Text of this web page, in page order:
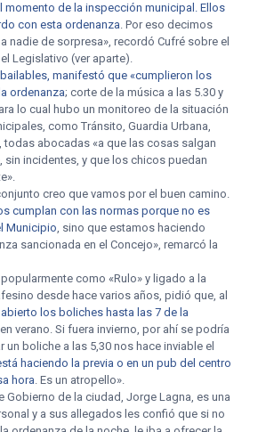
momento de la inspección municipal. Ellos
con esta ordenanza. Por eso decimos
nadie de sorpresa», recordó Cufré sobre el
Legislativo (ver aparte).
manifestó que «cumplieron los
ordenanza; corte de la música a las 5.30 y
lo cual hubo un monitoreo de la situación
como Tránsito, Guardia Urbana,
todas abocadas «a que las cosas salgan
incidentes, y que los chicos puedan
creo que vamos por el buen camino.
cumplan con las normas porque no es
Municipio, sino que estamos haciendo
sancionada en el Concejo», remarcó la
como «Rulo» y ligado a la
desde hace varios años, pidió que, al
los boliches hasta las 7 de la
verano. Si fuera invierno, por ahí se podría
un boliche a las 5,30 nos hace inviable el
haciendo la previa o en un pub del centro
hora. Es un atropello».
Gobierno de la ciudad, Jorge Lagna, es una
y a sus allegados les confió que si no